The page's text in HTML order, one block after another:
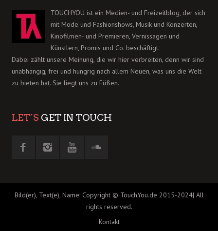
TOUCHYOU ist ein Medien- und Freizeitblog, der sich
mit Mode und Fashionshows, Musik und Konzerten,
Kinofilmen- und Premieren, Vernissagen und
Künstlern, Promis und Co. beschäftigt.
Dabei zählt unsere Meinung, die wir hier verbreiten, denn wir sind
unabhängig, frei und hungrig nach allem Neuen, was uns die Welt
zu bieten hat. Sie liegt uns zu Füßen.
LET´S GET IN TOUCH
Bild(er), Text(e), Name: Copyright © TouchYou.de 2015-2024| All
rights reserved.
Kontakt